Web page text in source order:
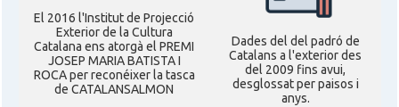
El 2016 l'Institut de Projecció
Exterior de la Cultura
Catalana ens atorgà el PREMI
JOSEP MARIA BATISTA I
ROCA per reconéixer la tasca
de CATALANSALMON
Dades del del padró de
Catalans a l'exterior des
del 2009 fins avui,
desglossat per paisos i
anys.